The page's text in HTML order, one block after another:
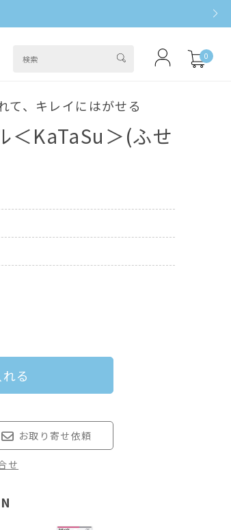
0
て、キレイにはがせる
＜KaTaSu＞(ふせ
る
お取り寄せ依頼
せ